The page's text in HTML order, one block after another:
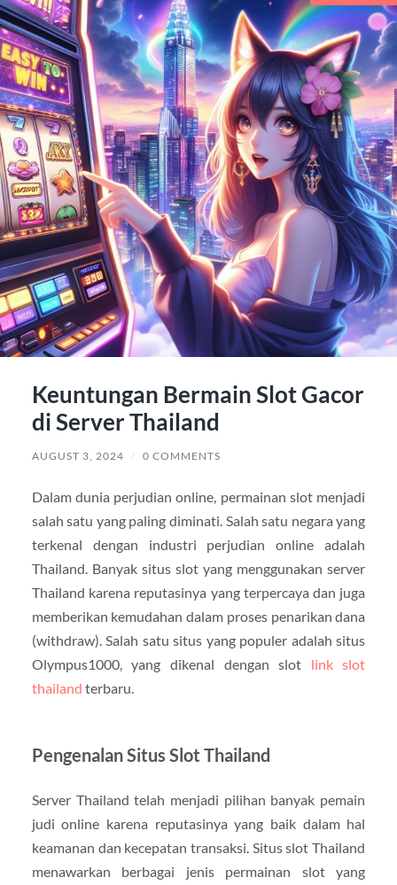
Keuntungan Bermain Slot Gacor
di Server Thailand
AUGUST 3, 2024 / 0 COMMENTS
Dalam dunia perjudian online, permainan slot menjadi
salah satu yang paling diminati. Salah satu negara yang
terkenal dengan industri perjudian online adalah
Thailand. Banyak situs slot yang menggunakan server
Thailand karena reputasinya yang terpercaya dan juga
memberikan kemudahan dalam proses penarikan dana
(withdraw). Salah satu situs yang populer adalah situs
Olympus1000, yang dikenal dengan slot link slot
thailand terbaru.
Pengenalan Situs Slot Thailand
Server Thailand telah menjadi pilihan banyak pemain
judi online karena reputasinya yang baik dalam hal
keamanan dan kecepatan transaksi. Situs slot Thailand
menawarkan berbagai jenis permainan slot yang